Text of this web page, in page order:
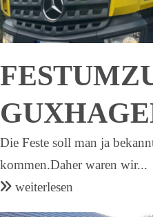
Die Feste soll man ja
kommen.Daher waren wir...
weiterlesen